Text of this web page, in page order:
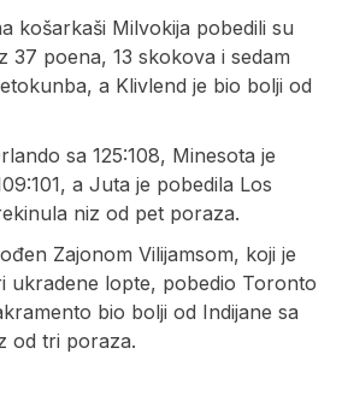
košarkaši Milvokija pobedili su
37 poena, 13 skokova i sedam
a Klivlend je bio bolji od
sa 125:108, Minesota je
a Juta je pobedila Los
niz od pet poraza.
Zajonom Vilijamsom, koji je
ukradene lopte, pobedio Toronto
bio bolji od Indijane sa
od tri poraza.